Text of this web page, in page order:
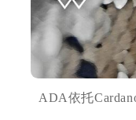
ADA依托